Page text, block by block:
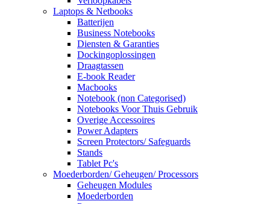
Laptops & Netbooks
Batterijen
Business Notebooks
Diensten & Garanties
Dockingoplossingen
Draagtassen
E-book Reader
Macbooks
Notebook (non Categorised)
Notebooks Voor Thuis Gebruik
Overige Accessoires
Power Adapters
Screen Protectors/ Safeguards
Stands
Tablet Pc's
Moederborden/ Geheugen/ Processors
Geheugen Modules
Moederborden